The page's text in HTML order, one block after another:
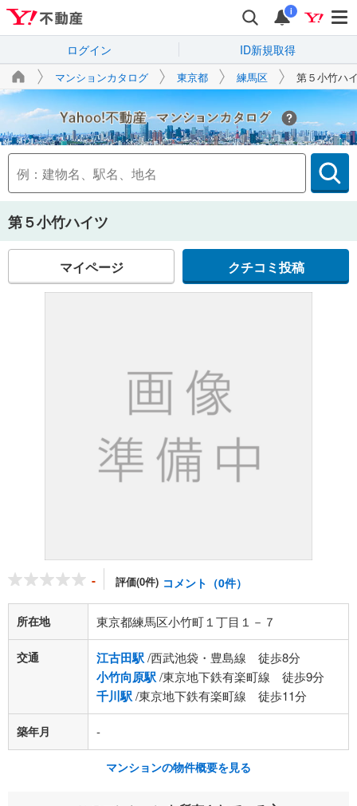
i
ログイン ID新規取得
マンションカタログ 東京都 練馬区 第５小竹ハ
Yahoo!不動産
第５小竹ハイツ
マイページ クチコミ投稿
- 評価(0件) コメント（0件）
所在地 東京都練馬区小竹町１丁目１－７
交通 江古田駅/西武池袋・豊島線 徒歩8分
小竹向原駅/東京地下鉄有楽町線 徒歩9分
千川駅/東京地下鉄有楽町線 徒歩11分
築年月 -
マンションの物件概要を見る